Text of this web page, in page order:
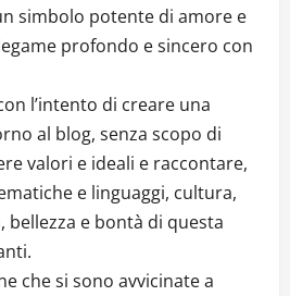
simbolo potente di amore e
profondo e sincero con
l’intento di creare una
al blog, senza scopo di
valori e ideali e raccontare,
e linguaggi, cultura,
bellezza e bontà di questa
che si sono avvicinate a